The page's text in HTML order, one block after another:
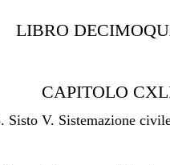
LIBRO
CAPITOLO
Sisto V. Sistemazione